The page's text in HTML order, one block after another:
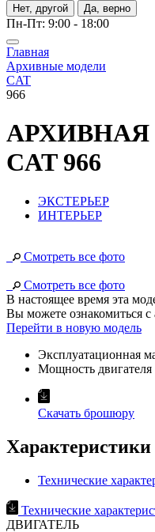
Нет, другой Да, верно
Пн-Пт: 9:00 - 18:00
Главная
Архивные модели
CAT
966
CAT 966
ЭКСТЕРЬЕР
ИНТЕРЬЕР
Смотреть все фото
Смотреть все фото
В настоящее время эта
Вы можете ознакомиться
Перейти в новую модель
Эксплуатационная
Мощность двигателя
Скачать брошюру
Характеристики
Технические
Технические
ДВИГАТЕЛЬ